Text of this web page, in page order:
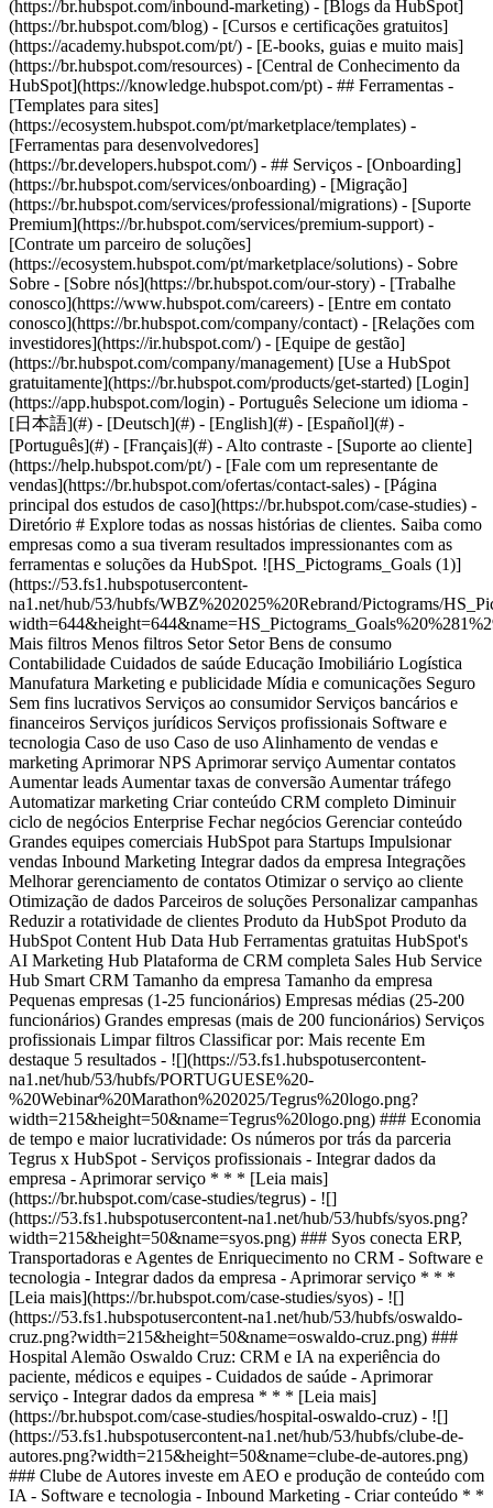
- [Página principal dos estudos de caso](https://br.hubspot.com/case-studies) - Diretório # Explore todas as nossas histórias de clientes. Saiba como empresas como a sua tiveram resultados impressionantes com as ferramentas e soluções da HubSpot. ![HS_Pictograms_Goals (1)](https://53.fs1.hubspotusercontent-na1.net/hub/53/hubfs/WBZ%202025%20Rebrand/Pictograms/HS_Pictograms_Goals%20%281%29.webp?width=644&height=644&name=HS_Pictograms_Goals%20%281%29.webp) Mais filtros Menos filtros Setor Setor Bens de consumo Contabilidade Cuidados de saúde Educação Imobiliário Logística Manufatura Marketing e publicidade Mídia e comunicações Seguro Sem fins lucrativos Serviços ao consumidor Serviços bancários e financeiros Serviços jurídicos Serviços profissionais Software e tecnologia Caso de uso Caso de uso Alinhamento de vendas e marketing Aprimorar NPS Aprimorar serviço Aumentar contatos Aumentar leads Aumentar taxas de conversão Aumentar tráfego Automatizar marketing Criar conteúdo CRM completo Diminuir ciclo de negócios Enterprise Fechar negócios Gerenciar conteúdo Grandes equipes comerciais HubSpot para Startups Impulsionar vendas Inbound Marketing Integrar dados da empresa Integrações Melhorar gerenciamento de contatos Otimizar o serviço ao cliente Otimização de dados Parceiros de soluções Personalizar campanhas Reduzir a rotatividade de clientes Produto da HubSpot Produto da HubSpot Content Hub Data Hub Ferramentas gratuitas HubSpot's AI Marketing Hub Plataforma de CRM completa Sales Hub Service Hub Smart CRM Tamanho da empresa Tamanho da empresa Pequenas empresas (1-25 funcionários) Empresas médias (25-200 funcionários) Grandes empresas (mais de 200 funcionários) Serviços profissionais Limpar filtros Classificar por: Mais recente Em destaque 5 resultados - ![](https://53.fs1.hubspotusercontent-na1.net/hub/53/hubfs/PORTUGUESE%20-%20Webinar%20Marathon%202025/Tegrus%20logo.png?width=215&height=50&name=Tegrus%20logo.png) ### Economia de tempo e maior lucratividade: Os números por trás da parceria Tegrus x HubSpot - Serviços profissionais - Integrar dados da empresa - Aprimorar serviço * * * [Leia mais](https://br.hubspot.com/case-studies/tegrus) - ![](https://53.fs1.hubspotusercontent-na1.net/hub/53/hubfs/syos.png?width=215&height=50&name=syos.png) ### Syos conecta ERP, Transportadoras e Agentes de Enriquecimento no CRM - Software e tecnologia - Integrar dados da empresa - Aprimorar serviço * * * [Leia mais](https://br.hubspot.com/case-studies/syos) - ![](https://53.fs1.hubspotusercontent-na1.net/hub/53/hubfs/oswaldo-cruz.png?width=215&height=50&name=oswaldo-cruz.png) ### Hospital Alemão Oswaldo Cruz: CRM e IA na experiência do paciente, médicos e equipes - Cuidados de saúde - Aprimorar serviço - Integrar dados da empresa * * * [Leia mais](https://br.hubspot.com/case-studies/hospital-oswaldo-cruz) - ![](https://53.fs1.hubspotusercontent-na1.net/hub/53/hubfs/clube-de-autores.png?width=215&height=50&name=clube-de-autores.png) ### Clube de Autores investe em AEO e produção de conteúdo com IA - Software e tecnologia - Inbound Marketing - Criar conteúdo * * * [Leia mais](https://br.hubspot.com/case-studies/clube-de-autores) - ![](https://53.fs1.hubspotusercontent-na1.net/hub/53/hubfs/dig-revops.png?width=215&height=50&name=dig-revops.png) ### Dig RevOps otimiza prospecção com sinais de intenção e agente com IA - Serviços profissionais - Impulsionar vendas * * * [Leia mais](https://br.hubspot.com/case-studies/dig-revops) - ![](https://53.fs1.hubspotusercontent-na1.net/hub/53/hubfs/logcomex-1.png?width=215&height=50&name=logcomex-1.png) ### LogComex escala operação de suporte e resolve 87% dos chamados no site com o Customer Agent - Software e tecnologia - Otimizar o serviço ao cliente - Reduzir a rotatividade de clientes * * * [Leia mais](https://br.hubspot.com/case-studies/logcomex) - ![](https://53.fs1.hubspotusercontent-na1.net/hub/53/hubfs/faster%20%281%29.png?width=215&height=50&name=faster%20%281%29.png) ### Faster aumenta conversão e reduz ciclo de vendas com ads integrados, agentes de IA e sinais de intenção - Software e tecnologia - Alinhamento de vendas e marketing - Automatizar marketing * * * [Leia mais](https://br.hubspot.com/case-studies/faster) - ![](https://53.fs1.hubspotusercontent-na1.net/hub/53/hubfs/unifecaf.png?width=215&height=50&name=unifecaf.png) ### UniFECAF: Universidade otimizou geração de demanda e atendimento ao aluno - Educação - Alinhamento de vendas e marketing - Integrar dados da empresa * * * [Leia mais](https://br.hubspot.com/case-studies/unifecaf) - ![](https://53.fs1.hubspotusercontent-na1.net/hub/53/hubfs/caffeine-army.webp?width=215&height=50&name=caffeine-army.webp) ### Caffeine Army transforma vendas com dados e inteligência comercial - Bens de consumo - Integrar dados da empresa - Impulsionar vendas * * * [Leia mais](https://br.hubspot.com/case-studies/caffeine-army) - ![](https://53.fs1.hubspotusercontent-na1.net/hub/53/hubfs/eletromidia.webp?width=215&height=50&name=eletromidia.webp) ### Eletromidia: de planilhas dispersas a inteligência em tempo real - Mídia e comunicações - Alinhamento de vendas e marketing - Automatizar marketing * * * [Leia mais](https://br.hubspot.com/case-studies/eletromidia) - ![](https://53.fs1.hubspotusercontent-na1.net/hubfs/53/logo-distrito.svg) ### Como o Distrito transformou sua operação de Marketing integrando HubSpot e IA - Software e tecnologia - Alinhamento de vendas e marketing - Automatizar marketing * * * [Leia mais](https://br.hubspot.com/case-studies/distrito) - ![](https://53.fs1.hubspotusercontent-na1.net/hub/53/hubfs/J-B-L.png?width=215&height=50&name=J-B-L.png) ### Jeeves simplifica os esforços de conversão e geração de leads com as ferramentas da HubSpot. - Serviços bancários e financeiros - CRM completo - Integrar dados da empresa * * * [Leia mais](https://br.hubspot.com/case-studies/jeeves) - ![](https://53.fs1.hubspotusercontent-na1.net/hub/53/hubfs/Captura%20de%20Pantalla%202022-10-27%20a%20la%28s%29%203.19.08%20p.%20m..png?width=215&height=50&name=Captura%20de%20Pantalla%202022-10-27%20a%20la%28s%29%203.19.08%20p.%20m..png) ### Com a HubSpot, a Dayway aumentou em 26 vezes seu tráfego médio de visitantes em apenas 4 meses - Software e tecnologia - CRM completo - Aumentar tráfego * * * [Leia mais](https://br.hubspot.com/case-studies/dayway) - ![Infraspeak](https://53.fs1.hubspotusercontent-na1.net/hub/53/hubfs/infraspeak.png?width=215&height=50&name=infraspeak.png) ### Plataforma integrada aumenta oportunidades da Infraspeak em 75% - Manufatura * * * [Leia mais](https://br.hubspot.com/case-studies/infraspeak) - ![](https://53.fs1.hubspotusercontent-na1.net/hub/53/hubfs/%5BPORTUGUESE%5D%20-%20Meta%20CAPI%20CRM/nfe.io-logo.png?width=215&height=50&name=nfe.io-logo.png) ### Como a NFE.io reduziu em 87% o custo por lead com a API de Conversões da Meta e a HubSpot - Contabilidade - Integrações - Otimização de dados * * * [Leia mais](https://br.hubspot.com/case-studies/nfe) - ![](https://53.fs1.hubspotusercontent-na1.net/hub/53/hubfs/banco-bs2.png?width=215&height=50&name=banco-bs2.png) ### Banco BS2 impulsiona abertura de contas e conversão de leads com Marketing e Vendas centralizados - Serviços bancários e financeiros - Alinhamento de vendas e marketing - Aprimorar serviço * * * [Leia mais](https://br.hubspot.com/case-studies/banco-bs2) - ![](https://53.fs1.hubspotusercontent-na1.net/hub/53/hubfs/bluepay.jpeg?width=215&height=50&name=bluepay.jpeg) ### Bluepay: Operação unificada e 5X mais produtividade em pré-vendas - Serviços bancários e financeiros - Alinhamento de vendas e marketing - Aprimorar serviço * * * [Leia mais](https://br.hubspot.com/case-studies/bluepay-solutions) - ![](https://53.fs1.hubspotusercontent-na1.net/hub/53/hubfs/akad-seguros.png?width=215&height=50&name=akad-seguros.png) ### Akad Seguros: Transformação do Atendimento e Suporte com a HubSpot - Seguro - Alinhamento de vendas e marketing - Aprimorar serviço * * * [Leia mais](https://br.hubspot.com/case-studies/akad-seguros) - ![](https://53.fs1.hubspotusercontent-na1.net/hubfs/53/remessa-online.svg) ### Remessa Online reduz custos operacionais em 69% ao migrar plataforma de atendimento - Serviços bancários e financeiros - Alinhamento de vendas e marketing - Aprimorar serviço * * * [Leia mais](https://br.hubspot.com/case-studies/remessa-online) - ![](https://53.fs1.hubspotusercontent-na1.net/hub/53/hubfs/logo-dm.png?width=215&height=50&name=logo-dm.png) ### Serviços financeiros: DM elimina processos manuais e integra sistema legado ao CRM - Serviços bancários e financeiros - Parceiros de soluções - Alinhamento de vendas e marketing * * * [Leia mais](https://br.hubspot.com/case-studies/dm) - ![](https://53.fs1.hubspotusercontent-na1.net/hub/53/hubfs/gequimica-logo.png?width=215&height=50&name=gequimica-logo.png) ### De planilhas a um CRM estruturado: indústria Gequímica transforma vendas - Manufatura - Alinhamento de vendas e marketing - Automatizar marketing * * * [Leia mais](https://br.hubspot.com/case-studies/grupo-gequimica) - ![](https://53.fs1.hubspotusercontent-na1.net/hub/53/hubfs/helbor.png?width=215&height=50&name=helbor.png) ### Incorporadora Helbor moderniza CRM e otimiza vendas de 300 corretores - Imobiliário - Alinhamento de vendas e marketing - Automatizar marketing * * * [Leia mais](https://br.hubspot.com/case-studies/helbor) - ![](https://53.fs1.hubspotusercontent-na1.net/hub/53/hubfs/monocard-1.png?width=215&height=50&name=mono